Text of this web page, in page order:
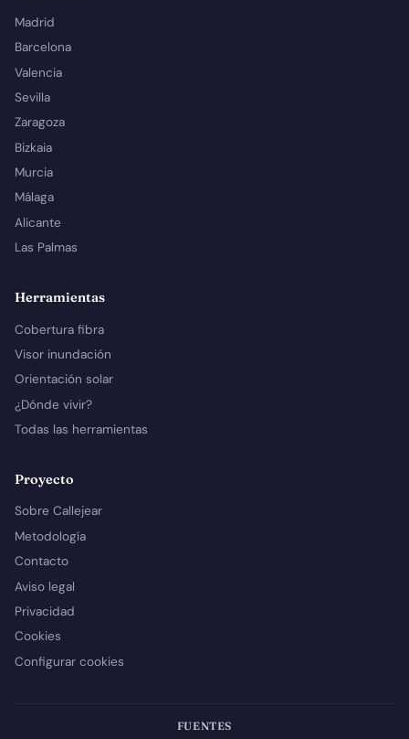
Madrid
Barcelona
Valencia
Sevilla
Zaragoza
Bizkaia
Murcia
Málaga
Alicante
Las Palmas
Herramientas
Cobertura fibra
Visor inundación
Orientación solar
¿Dónde vivir?
Todas las herramientas
Proyecto
Sobre Callejear
Metodología
Contacto
Aviso legal
Privacidad
Cookies
Configurar cookies
FUENTES